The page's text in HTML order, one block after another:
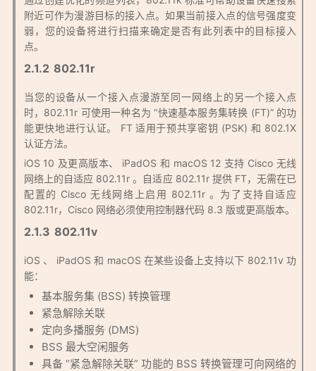
附近可作为漫游目标的接入点。如果当前接入点的信号强度变
弱，您的设备将进行扫描来确定是否有此列表中的目标接入
点。
802.11r
当您的设备从一个接入点漫游至同一网络上的另一个接入点
时，802.11r 可使用一种名为 “快速基本服务集转换 (FT)” 的功
能更快地进行认证。 FT 适用于预共享密钥 (PSK) 和 802.1X
认证方法。
iOS 10 及更高版本、 iPadOS 和 macOS 12 支持 Cisco 无线
网络上的自适应 802.11r 。自适应 802.11r 提供 FT，无需在已
配置的 Cisco 无线网络上启用 802.11r 。为了支持自适应
802.11r，Cisco 网络必须使用控制器代码 8.3 版或更高版本。
802.11v
iOS 、 iPadOS 和 macOS 在某些设备上支持以下 802.11v 功
能：
基本服务集 (BSS) 转换管理
紧急解除关联
定向多播服务 (DMS)
BSS 最大空闲服务
具备 “紧急解除关联” 功能的 BSS 转换管理可向网络的